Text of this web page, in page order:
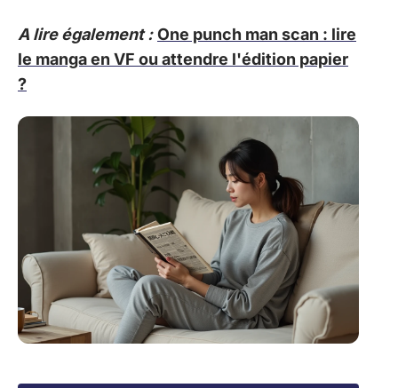
A lire également : One punch man scan : lire
le manga en VF ou attendre l'édition papier
?